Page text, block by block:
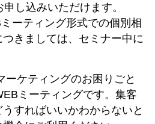
し込みいただけます。
ーティング形式での個別相
きましては、セミナー中に
ーケティングのお困りごと
ミーティングです。集客
すればいいかわからないと